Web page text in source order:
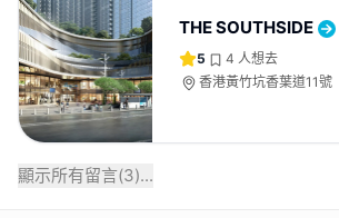
THE SOUTHSIDE
5 4 人想去
香港黃竹坑香葉道11號
顯示所有留言(3)...